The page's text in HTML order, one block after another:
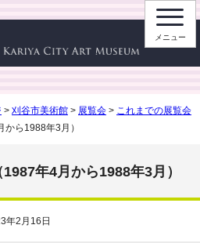
メニュー
> 刈谷市美術館 > 展覧会 > これまでの展覧会
ら1988年3月）
年4月から1988年3月）
年2月16日